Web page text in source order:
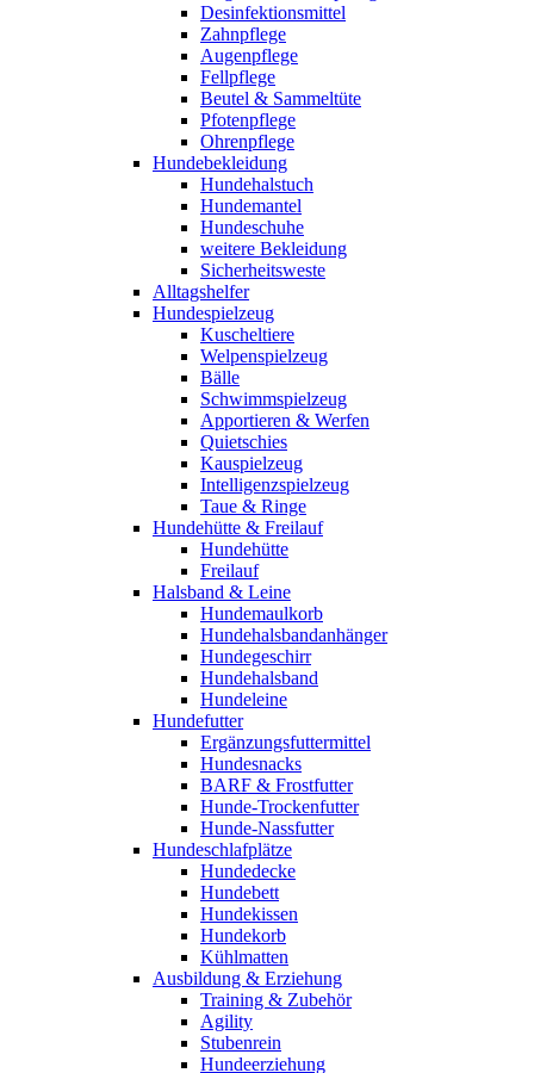
Desinfektionsmittel
Zahnpflege
Augenpflege
Fellpflege
Beutel & Sammeltüte
Pfotenpflege
Ohrenpflege
Hundebekleidung
Hundehalstuch
Hundemantel
Hundeschuhe
weitere Bekleidung
Sicherheitsweste
Alltagshelfer
Hundespielzeug
Kuscheltiere
Welpenspielzeug
Bälle
Schwimmspielzeug
Apportieren & Werfen
Quietschies
Kauspielzeug
Intelligenzspielzeug
Taue & Ringe
Hundehütte & Freilauf
Hundehütte
Freilauf
Halsband & Leine
Hundemaulkorb
Hundehalsbandanhänger
Hundegeschirr
Hundehalsband
Hundeleine
Hundefutter
Ergänzungsfuttermittel
Hundesnacks
BARF & Frostfutter
Hunde-Trockenfutter
Hunde-Nassfutter
Hundeschlafplätze
Hundedecke
Hundebett
Hundekissen
Hundekorb
Kühlmatten
Ausbildung & Erziehung
Training & Zubehör
Agility
Stubenrein
Hundeerziehung